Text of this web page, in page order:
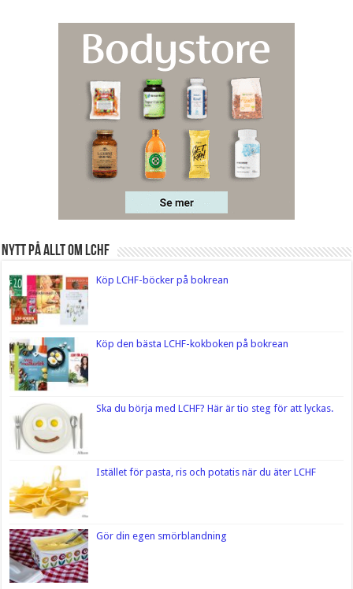
Nytt på Allt om LCHF
Köp LCHF-böcker på bokrean
Köp den bästa LCHF-kokboken på bokrean
Ska du börja med LCHF? Här är tio steg för att lyckas.
Istället för pasta, ris och potatis när du äter LCHF
Gör din egen smörblandning